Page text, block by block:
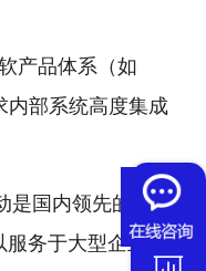
产品体系（如
内部系统高度集成
是国内领先的企业
服务于大型企业及